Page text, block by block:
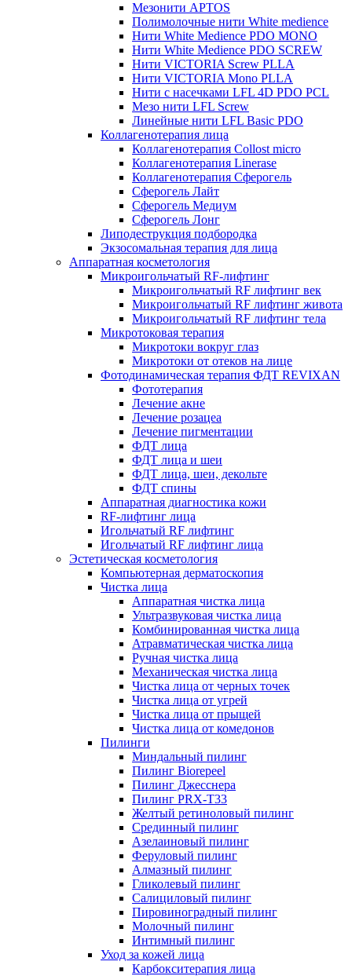
Мезонити APTOS
Полимолочные нити White medience
Нити White Medience PDO MONO
Нити White Medience PDO SCREW
Нити VICTORIA Screw PLLA
Нити VICTORIA Mono PLLA
Нити с насечками LFL 4D PDO PCL
Мезо нити LFL Screw
Линейные нити LFL Basic PDO
Коллагенотерапия лица
Коллагенотерапия Collost micro
Коллагенотерапия Linerase
Коллагенотерапия Сферогель
Сферогель Лайт
Сферогель Медиум
Сферогель Лонг
Липодеструкция подбородка
Экзосомальная терапия для лица
Аппаратная косметология
Микроигольчатый RF-лифтинг
Микроигольчатый RF лифтинг век
Микроигольчатый RF лифтинг живота
Микроигольчатый RF лифтинг тела
Микротоковая терапия
Микротоки вокруг глаз
Микротоки от отеков на лице
Фотодинамическая терапия ФДТ REVIXAN
Фототерапия
Лечение акне
Лечение розацеа
Лечение пигментации
ФДТ лица
ФДТ лица и шеи
ФДТ лица, шеи, декольте
ФДТ спины
Аппаратная диагностика кожи
RF-лифтинг лица
Игольчатый RF лифтинг
Игольчатый RF лифтинг лица
Эстетическая косметология
Компьютерная дерматоскопия
Чистка лица
Аппаратная чистка лица
Ультразвуковая чистка лица
Комбинированная чистка лица
Атравматическая чистка лица
Ручная чистка лица
Механическая чистка лица
Чистка лица от черных точек
Чистка лица от угрей
Чистка лица от прыщей
Чистка лица от комедонов
Пилинги
Миндальный пилинг
Пилинг Biorepeel
Пилинг Джесснера
Пилинг PRX-T33
Желтый ретиноловый пилинг
Срединный пилинг
Азелаиновый пилинг
Феруловый пилинг
Алмазный пилинг
Гликолевый пилинг
Салициловый пилинг
Пировиноградный пилинг
Молочный пилинг
Интимный пилинг
Уход за кожей лица
Карбокситерапия лица